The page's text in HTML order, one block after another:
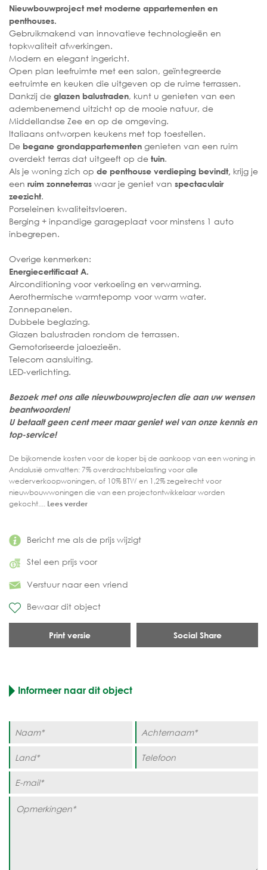
Bericht me als de prijs wijzigt
Stel een prijs voor
Verstuur naar een vriend
Bewaar dit object
Print versie Social Share
Nieuwbouwproject met moderne appartementen en
penthouses.
Gebruikmakend van innovatieve technologieën en
topkwaliteit afwerkingen.
Modern en elegant ingericht.
Open plan leefruimte met een salon, geïntegreerde
eetruimte en keuken die uitgeven op de ruime terrassen.
Dankzij de glazen balustraden, kunt u genieten van een
adembenemend uitzicht op de mooie natuur, de
Middellandse Zee en op de omgeving.
Italiaans ontworpen keukens met top toestellen.
De begane grondappartementen genieten van een ruim
overdekt terras dat uitgeeft op de tuin.
Als je woning zich op de penthouse verdieping bevindt, krijg je
een ruim zonneterras waar je geniet van spectaculair
zeezicht.
Porseleinen kwaliteitsvloeren.
Berging + inpandige garageplaat voor minstens 1 auto
inbegrepen.
Overige kenmerken:
Energiecertificaat A.
Airconditioning voor verkoeling en verwarming.
Aerothermische warmtepomp voor warm water.
Zonnepanelen.
Dubbele beglazing.
Glazen balustraden rondom de terrassen.
Gemotoriseerde jaloezieën.
Telecom aansluiting.
LED-verlichting.
Bezoek met ons alle nieuwbouwprojecten die aan uw wensen
beantwoorden!
U betaalt geen cent meer maar geniet wel van onze kennis en
top-service!
De bijkomende kosten voor de koper bij de aankoop van een woning in
Andalusië omvatten: 7% overdrachtsbelasting voor alle
wederverkoopwoningen, of 10% BTW en 1,2% zegelrecht voor
nieuwbouwwoningen die van een projectontwikkelaar worden
gekocht.... Lees verder
Informeer naar dit object